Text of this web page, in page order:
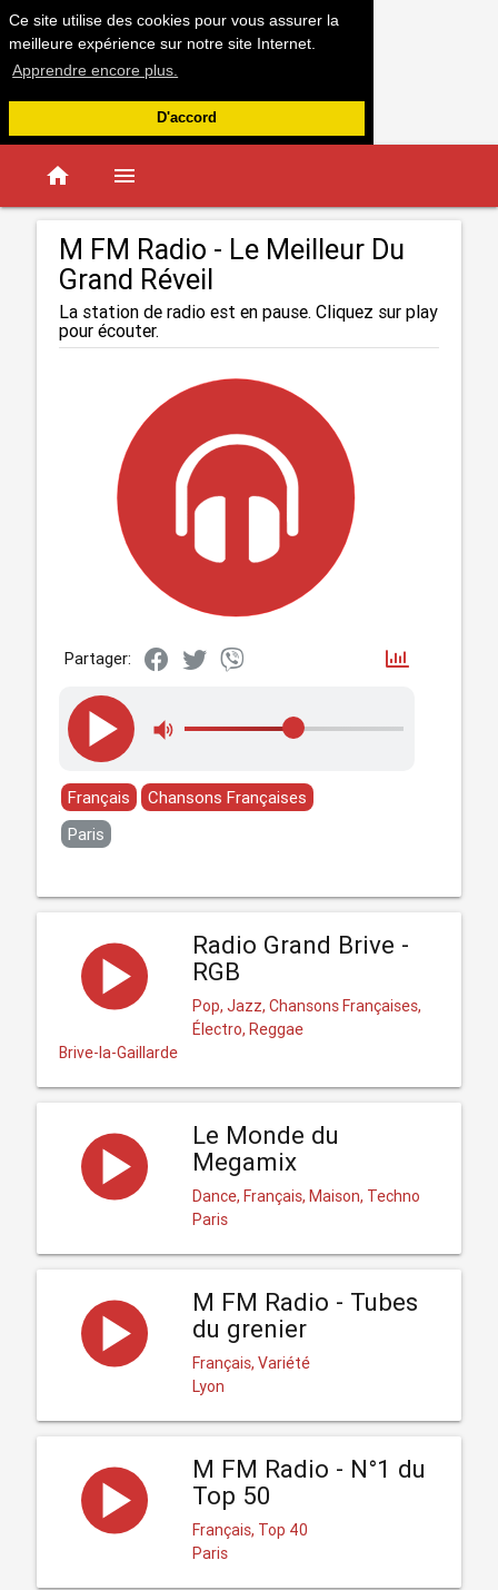
Ce site utilise des cookies pour vous assurer la
meilleure expérience sur notre site Internet.
Apprendre encore plus.
D'accord
home menu
M FM Radio - Le Meilleur Du
Grand Réveil
La station de radio est en pause. Cliquez sur play
pour écouter.
Partager:
Français
Chansons Françaises
Paris
Radio Grand Brive -
RGB
Pop, Jazz, Chansons Françaises,
Électro, Reggae
Brive-la-Gaillarde
Le Monde du
Megamix
Dance, Français, Maison, Techno
Paris
M FM Radio - Tubes
du grenier
Français, Variété
Lyon
M FM Radio - N°1 du
Top 50
Français, Top 40
Paris